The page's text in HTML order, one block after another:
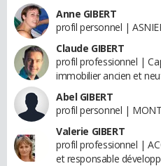
Anne GIBERT
profil personnel |
Claude GIBERT
profil professionnel |
immobilier ancien et
Abel GIBERT
profil personnel |
Valerie GIBERT
profil professionnel |
et responsable